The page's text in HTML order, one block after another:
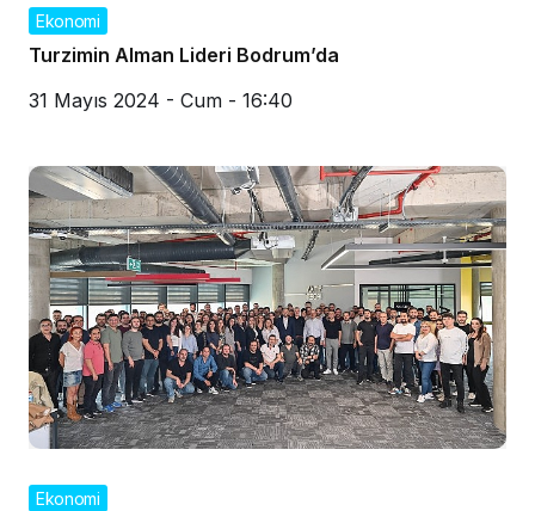
Ekonomi
Turzimin Alman Lideri Bodrum’da
31 Mayıs 2024 - Cum - 16:40
Ekonomi